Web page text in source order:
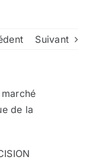
Suivant
de la